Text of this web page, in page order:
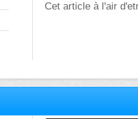
Cet article à l'air